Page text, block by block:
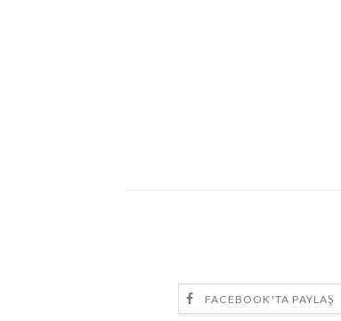
FACEBOOK'TA PAYLAŞ